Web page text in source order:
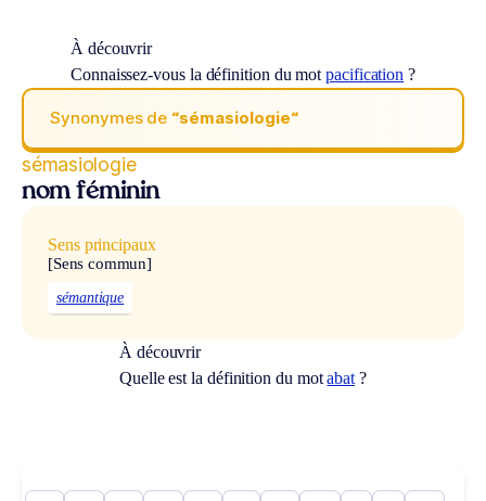
À découvrir
Connaissez-vous la définition du motpacification ?
Synonymes de “sémasiologie“
sémasiologie
nom féminin
Sens principaux
[Sens commun]
sémantique
À découvrir
Quelle est la définition du motabat ?